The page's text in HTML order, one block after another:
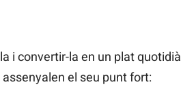
i convertir-la en un plat quotidià
assenyalen el seu punt fort: